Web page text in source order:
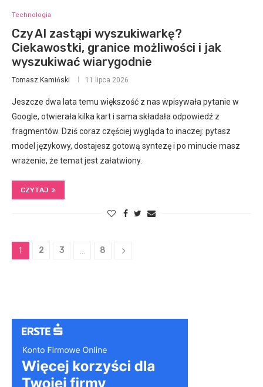
Technologia
Czy AI zastąpi wyszukiwarkę?
Ciekawostki, granice możliwości i jak
wyszukiwać wiarygodnie
Tomasz Kamiński 11 lipca 2026
Jeszcze dwa lata temu większość z nas wpisywała pytanie w
Google, otwierała kilka kart i sama składała odpowiedź z
fragmentów. Dziś coraz częściej wygląda to inaczej: pytasz
model językowy, dostajesz gotową syntezę i po minucie masz
wrażenie, że temat jest załatwiony.
CZYTAJ
1 2 3 8